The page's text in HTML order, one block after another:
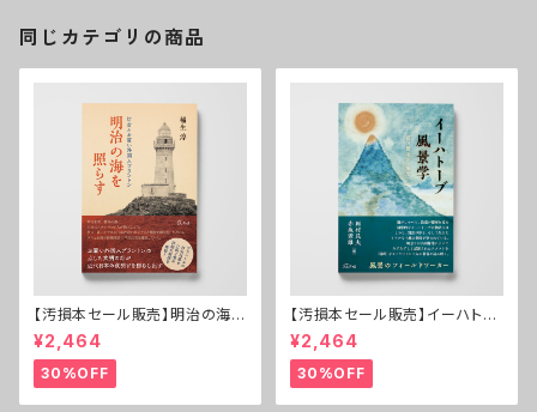
同じカテゴリの商品
【汚損本セール販売】明治の海を
照らす──灯台とお雇い外国人
ブラントン
¥2,464
30%OFF
【汚損本セール販売】イーハトー
ブ風景学──宮沢賢治の〈場
所〉
¥2,464
30%OFF